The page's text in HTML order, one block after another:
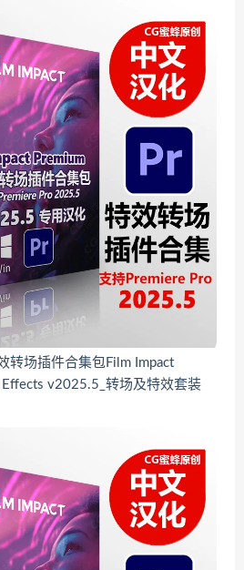
转场插件合集包Film Impact
Effects v2025.5_转场及特效套装